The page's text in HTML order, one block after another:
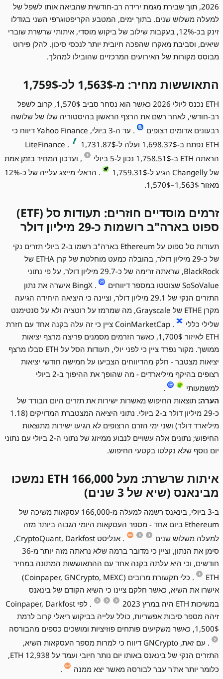
2026, תוך שבירת מגמת ירידה רב-חודשית שהביאה אותו לשפל של
למעלה משלוש שנים. בתוך ימים, המטבע הקריפטוגרפי השני בגודלו
זינק בכ-12%, בעקבות שילוב של ביקוש מוסדי, איתותי שרשרת שוברי
שיאים, וסביבת מאקרו שהפכה חיובית יותר לנכסי סיכון. להלן פירוט
מבוסס מקורות של האירועים המרכזיים שהובילו למהלך.
התאוששות מחיר: מ-1,563$ לכ-1,759$
ETH נכנס ליולי 2026 כאשר הוא נסחר סביב 1,570$, קרוב לשפל
רב-חודשי, לאחר רשם את הרצף הראשון בהיסטוריה שלו של שלושה
רבעונים אדומים רצופים
. עד ה-3 ביולי, Yahoo Finance דיווח כי
ETH נפתח ב-1,698.37$ ועלה ל-1,731.87$
. LiteFinance
הראתה ETH ב-1,758.51$ נכון ל-5 ביולי
, ועדכון המחיר בזמן אמת
של Changelly הגיע ל-1,759.31$
. הראלי מייצג עלייה של כ-12%
מאזור 1,563$–1,570$.
זרמים מוסדיים חוזרים: תעודות סל (ETF)
ספוט בארה"ב רושמות כ-29 מיליון דולר
תעודות סל ספוט על Ethereum בארה"ב רשמו ב-2 ביולי תזרים נקי
של כ-29 מיליון דולר, בהובלה כמעט מוחלטת של קרן ETHA של
BlackRock, שראתה זרימה של כ-29.7 מיליון דולר, על פי נתוני
SoSoValue שצוטטו במספר דיווחים
. BingX אישרה את נתון
התזרים הנקי של 29.1 מיליון דולר, וציינה כי היציאה היחידה הגיעה
מקרן ETHE של Grayscale, מה שמרמז על רוטציה ולא על סנטימנט
שלילי כללי
. CoinMarketCap ציין כי זה עלה בקנה אחד עם חזרת
ETH לאיזור 1,700$, כאשר הזרמים מסמנים פריצה מרצף יציאות
ממושך. מקור נפרד ציין כי לפני יולי, תעודות הסל על ETH סבלו מרצף
יציאות מצטבר - חלק מהדיווחים הצביעו על חמישה חודשי יציאות
רצופים בהיקף מיליארדים - מה שהופך את ההיפוך ב-2 ביולי
למשמעותי
.
הערה: תוצאות החיפוש מאשרות ישירות את תזרים היום הבודד של
כ-29 מיליון דולר ב-2 ביולי. נתוני היציאה המצטברת המדויקים (1.18
מיליארד דולר) ושני ימי הזרם הרצופים לא הגיעו ישירות מתוצאות
החיפוש; נתונים אלה עשויים לנבוע ממיזוג של נתוני ה-2 ביולי עם נתוני
יום נוסף שלא נקלטו בקטעי החיפוש.
איתות שרשרת: מעל 166,000 ETH נמשכו
מבינאנס (שיא של 3 שנים)
ב-3 ביולי, בינאנס רשמה למעלה מ-166,000 עסקאות משיכה של
Ethereum ביום אחד - מספר העסקאות היומי הגבוה ביותר מזה
למעלה משלוש שנים
. אנליסט CryptoQuant, Darkfost,
סימן את הנתון, וציין כי מדובר ברמה שלא נראתה מזה יותר מ-36
חודשים, וכי היא עלתה בקנה אחד עם ההתאוששות המתונה במחיר
ETH
. כלי תקשורת מרובים (Coinpaper, GNCrypto, MEXC)
אישרו את השיא, כאשר חלקם ציינו כי השיא הקודם של בינאנס
במשיכות ETH היה במרץ 2023
. לפי Coinpaper, Darkfost
זיהה מספר סיבות אפשריות, כולל עלייה בביקוש ריאלי קרוב לרמת
1,500$, כאשר משקיעים פותחים פוזיציות ומושכים כספים מהבורסה
. עם זאת, GNCrypto דיווח כי למרות מספר העסקאות השיא,
התזרים הנקי של בינאנס באותו יום נותר חיובי ועמד על 12,938 ETH,
כלומר יותר את'ר עבר לבורסה מאשר יצא ממנה
.